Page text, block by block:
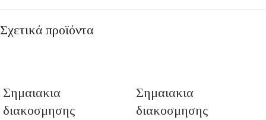
Σχετικά προϊόντα
Σημαιακια
διακοσμησης
Σημαιακια
διακοσμησης